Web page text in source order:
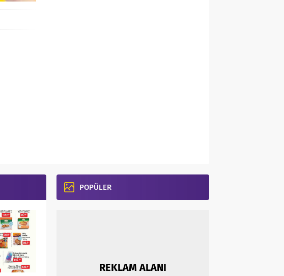
POPÜLER
REKLAM ALANI